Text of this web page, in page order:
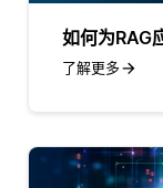
如何为RAG
了解更多